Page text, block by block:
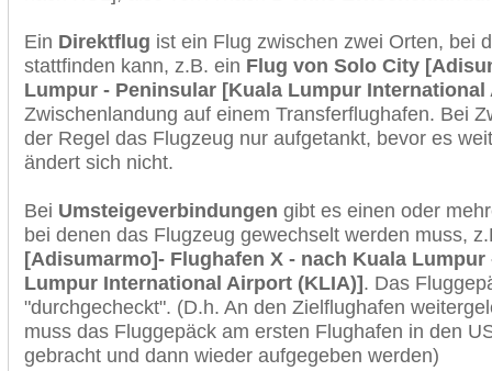
Ein Direktflug ist ein Flug zwischen zwei Orten, bei
stattfinden kann, z.B. ein Flug von Solo City
Lumpur - Peninsular [Kuala Lumpur
Zwischenlandung auf einem Transferflughafen. Bei
der Regel das Flugzeug nur aufgetankt, bevor es
ändert sich nicht.
Bei Umsteigeverbindungen gibt es einen oder
bei denen das Flugzeug gewechselt werden muss,
[Adisumarmo]- Flughafen X - nach Kuala
Lumpur International Airport (KLIA)]. Das
"durchgecheckt". (D.h. An den Zielflughafen
muss das Fluggepäck am ersten Flughafen in den
gebracht und dann wieder aufgegeben werden)